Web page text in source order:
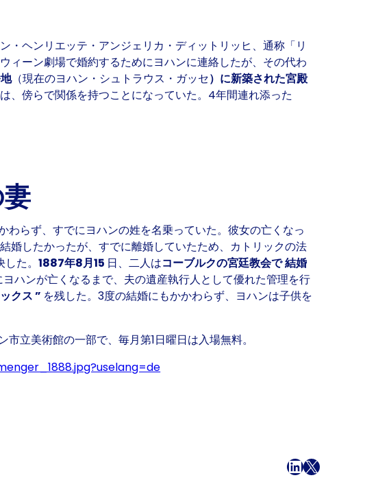
・ヘンリエッテ・アンジェリカ・ディットリッヒ、通称「リ
ィーン劇場で婚約するためにヨハンに連絡したが、その代わ
（現在のヨハン・シュトラウス・ガッセ）に新築された宮殿
、傍らで関係を持つことになっていた。4年間連れ添った
らず、すでにヨハンの姓を名乗っていた。彼女の亡くなっ
婚したかったが、すでに離婚していたため、カトリックの法
した。1887年8月15 日、二人はコーブルクの宮廷教会で結婚
ハンが亡くなるまで、夫の遺産執行人として優れた管理を行
クス ” を残した。3度の結婚にもかかわらず、ヨハンは子供を
立美術館の一部で、毎月第1日曜日は入場無料。
フェイスブックLinkedIn
X メール